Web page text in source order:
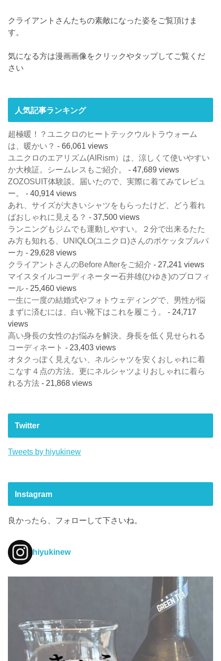
クライアントさんたちの素敵になった姿をご覧頂けま
す。
気になる方は漫画画像をクリックやタップしてご覧くだ
さい
人気記事ランキング
超極暖！？ユニクロのヒートテックウルトラウォーム
は、暖かい？ - 66,061 views
ユニクロのエアリズム(AIRism）は、涼しくて使いやすい
か大検証。シームレスもご紹介。
- 47,689 views
ZOZOSUIT体験談。届いたので、実際に着てみてレビュ
ー。
- 40,914 views
あれ、サイズが大きいシャツをもらったけど、どう着れ
ばおしゃれに見える？ - 37,500 views
ランニングもジムでも運動しやすい。２分で出来るたた
み方も知れる、UNIQLO(ユニクロ)さんのポケッタブルパ
ーカ - 29,628 views
クライアントさんのBefore Afterをご紹介 - 27,241 views
マイスタイルコーディネーター石井雄(ひゆき)のプロフィ
ール - 25,460 views
一生に一度の結婚式やフォトウェディングで、男性が悩
まずに済むには、白い靴下はこれを履こう。
- 24,717
views
高い身長の女性のお悩みを解決。身長を低く見せられる
コーディネート - 23,403 views
オタクっぽく見えない、ネルシャツを安くおしゃれに着
こなす４点の方法。更にネルシャツよりおしゃれに着ら
れる方法 - 21,868 views
Twitter
Tweets by hiyukinew
Instagram
良かったら、フォローして下さいね。
hiyukinew